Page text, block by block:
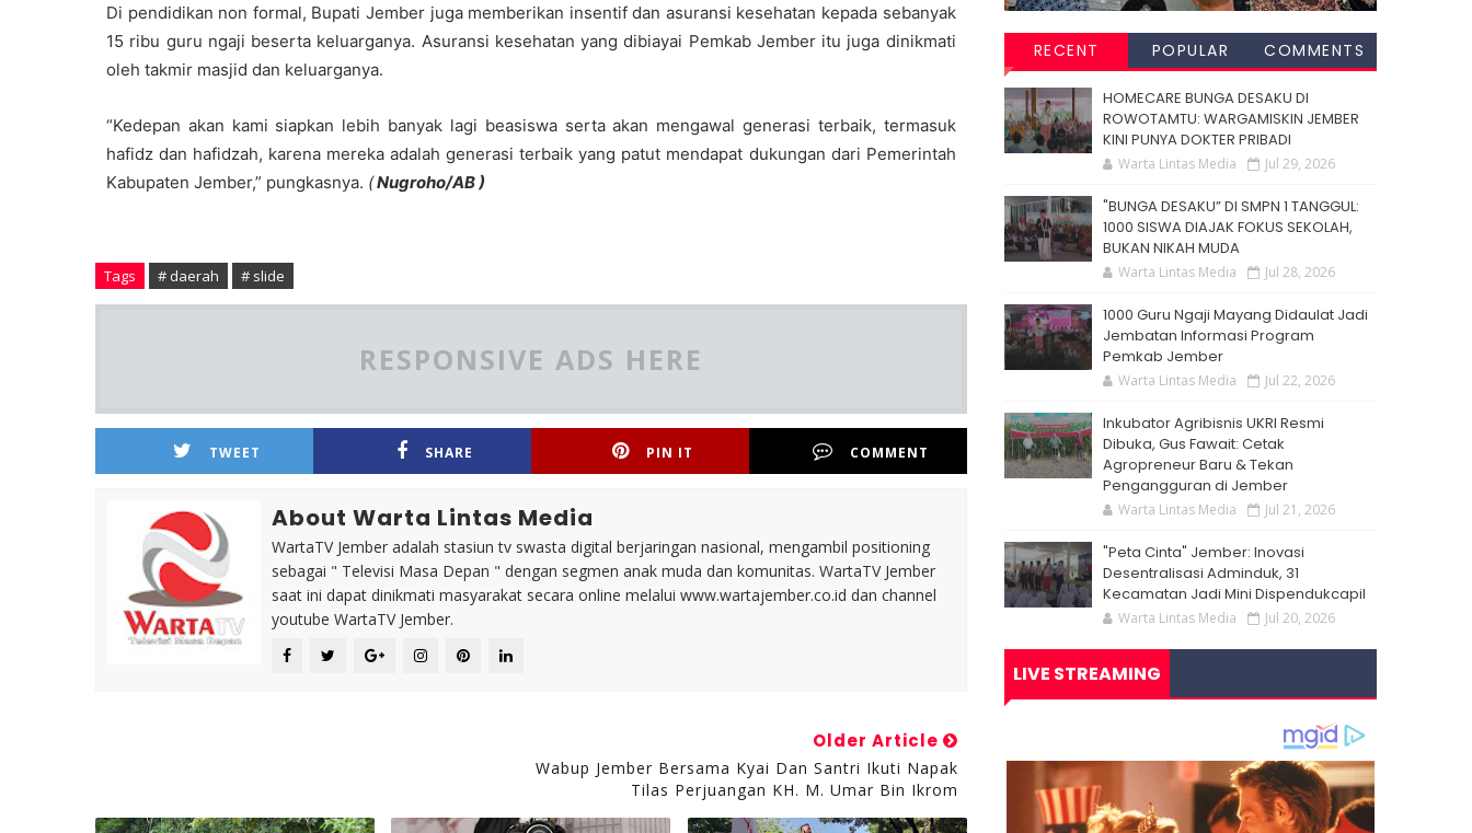
Di pendidikan non formal, Bupati Jember juga memberikan insentif dan asuransi kesehatan kepada sebanyak
15 ribu guru ngaji beserta keluarganya. Asuransi kesehatan yang dibiayai Pemkab Jember itu juga dinikmati
oleh takmir masjid dan keluarganya.
“Kedepan akan kami siapkan lebih banyak lagi beasiswa serta akan mengawal generasi terbaik, termasuk
hafidz dan hafidzah, karena mereka adalah generasi terbaik yang patut mendapat dukungan dari Pemerintah
Kabupaten Jember,” pungkasnya. (Nugroho/AB )
Tags # daerah # slide
RESPONSIVE ADS HERE
TWEET SHARE PIN IT COMMENT
About Warta Lintas Media
WartaTV Jember adalah stasiun tv swasta digital berjaringan nasional, mengambil positioning
sebagai " Televisi Masa Depan " dengan segmen anak muda dan komunitas. WartaTV Jember
saat ini dapat dinikmati masyarakat secara online melalui www.wartajember.co.id dan channel
youtube WartaTV Jember.
Older Article
Wabup Jember Bersama Kyai Dan Santri Ikuti Napak
Tilas Perjuangan KH. M. Umar Bin Ikrom
RECENT POPULAR COMMENTS
HOMECARE BUNGA DESAKU DI
ROWOTAMTU: WARGAMISKIN JEMBER
KINI PUNYA DOKTER PRIBADI
Warta Lintas Media Jul 29, 2026
"BUNGA DESAKU” DI SMPN 1 TANGGUL:
1000 SISWA DIAJAK FOKUS SEKOLAH,
BUKAN NIKAH MUDA
Warta Lintas Media Jul 28, 2026
1000 Guru Ngaji Mayang Didaulat Jadi
Jembatan Informasi Program
Pemkab Jember
Warta Lintas Media Jul 22, 2026
Inkubator Agribisnis UKRI Resmi
Dibuka, Gus Fawait: Cetak
Agropreneur Baru & Tekan
Pengangguran di Jember
Warta Lintas Media Jul 21, 2026
"Peta Cinta" Jember: Inovasi
Desentralisasi Adminduk, 31
Kecamatan Jadi Mini Dispendukcapil
Warta Lintas Media Jul 20, 2026
LIVE STREAMING